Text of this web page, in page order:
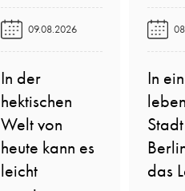
09.08.2026
In der
hektischen
Welt von
heute kann es
leicht
In
das